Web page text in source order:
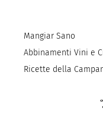
Mangiar Sano
Abbinamenti Vini e
Ricette della